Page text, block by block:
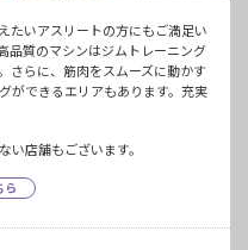
たいアスリートの方にもご満足い
品質のマシンはジムトレーニング
さらに、筋肉をスムーズに動かす
ができるエリアもあります。充実
店舗もございます。
ら